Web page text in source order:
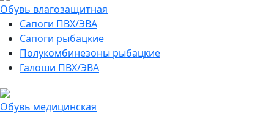
Обувь влагозащитная
Сапоги ПВХ/ЭВА
Сапоги рыбацкие
Полукомбинезоны рыбацкие
Галоши ПВХ/ЭВА
Обувь медицинская